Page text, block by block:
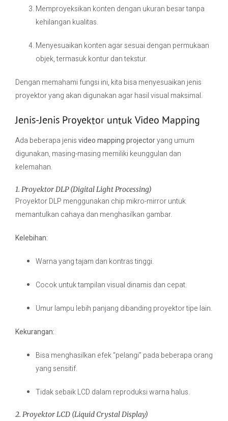
Memproyeksikan konten dengan ukuran besar tanpa
kehilangan kualitas.
Menyesuaikan konten agar sesuai dengan permukaan
objek, termasuk kontur dan tekstur.
Dengan memahami fungsi ini, kita bisa menyesuaikan jenis
proyektor yang akan digunakan agar hasil visual maksimal.
Jenis-Jenis Proyektor untuk Video Mapping
Ada beberapa jenisvideo mapping projectoryang umum
digunakan, masing-masing memiliki keunggulan dan
kelemahan.
1. Proyektor DLP (Digital Light Processing)
Proyektor DLP menggunakan chip mikro-mirror untuk
memantulkan cahaya dan menghasilkan gambar.
Kelebihan:
Warna yang tajam dan kontras tinggi.
Cocok untuk tampilan visual dinamis dan cepat.
Umur lampu lebih panjang dibanding proyektor tipe lain.
Kekurangan:
Bisa menghasilkan efek “pelangi” pada beberapa orang
yang sensitif.
Tidak sebaik LCD dalam reproduksi warna halus.
2. Proyektor LCD (Liquid Crystal Display)